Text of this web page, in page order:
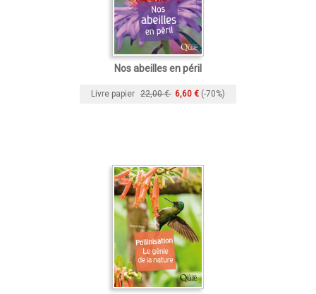
Nos abeilles en péril
Livre papier 22,00 € 6,60 € (-70%)